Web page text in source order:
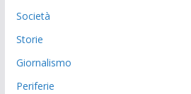
Società
Storie
Giornalismo
Periferie